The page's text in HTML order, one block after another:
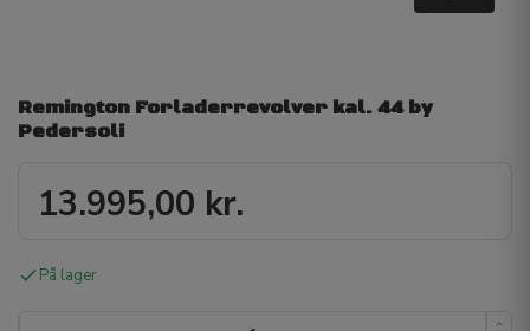
Remington Forladerrevolver kal. 44 by
Pedersoli
13.995,00 kr.
På lager